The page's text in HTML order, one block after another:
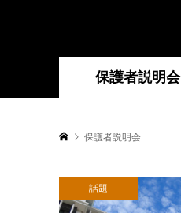
保護者説明会
保護者説明会
話題